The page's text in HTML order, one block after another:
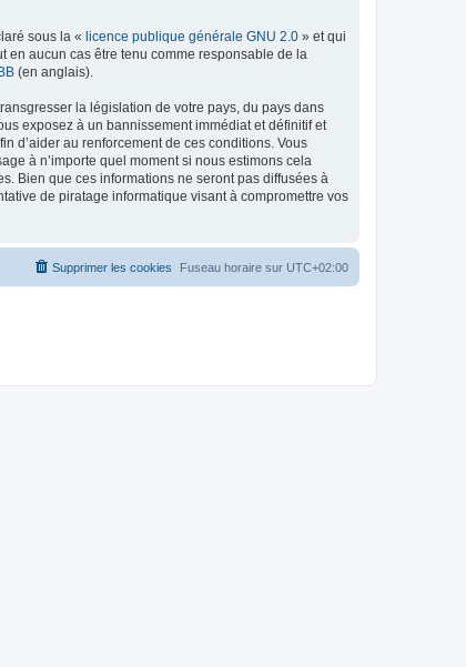
sous la « licence publique générale GNU 2.0 » et qui
aucun cas être tenu comme responsable de la
(en anglais).
la législation de votre pays, du pays dans
exposez à un bannissement immédiat et définitif et
d’aider au renforcement de ces conditions. Vous
à n’importe quel moment si nous estimons cela
Bien que ces informations ne seront pas diffusées à
de piratage informatique visant à compromettre vos
Fuseau horaire sur UTC+02:00
Supprimer les cookies